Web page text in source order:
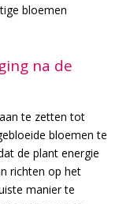
bloemen
na de
te zetten tot
bloemen te
de plant energie
richten op het
manier te